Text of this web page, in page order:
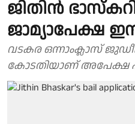
ജിതിൻ
ജാമ്യാപേക്ഷ
വടകര ഒന്നാംക്ലാസ്
കോടതിയാണ് അപേക്ഷ